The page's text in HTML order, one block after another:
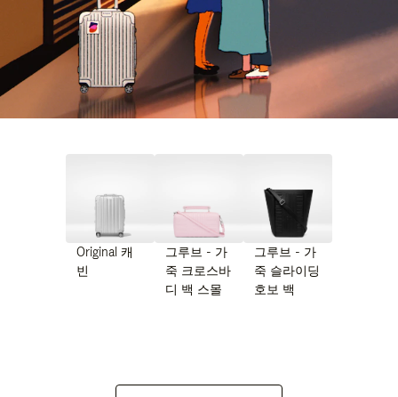
Original 캐
빈
그루브 - 가
죽 크로스바
디 백 스몰
그루브 - 가
죽 슬라이딩
호보 백